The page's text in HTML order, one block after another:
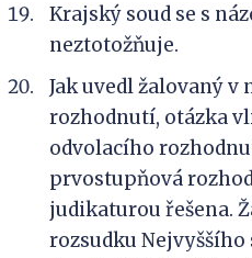
Krajský soud se s
neztotožňuje.
Jak uvedl žalovaný v
rozhodnutí, otázka
odvolacího
prvostupňová
judikaturou řešena.
rozsudku